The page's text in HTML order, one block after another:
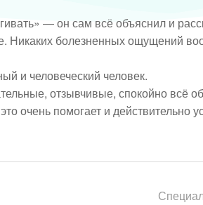
— он сам всё объяснил и
Никаких болезненных ощущений
и человеческий человек.
отзывчивые, спокойно всё
очень помогает и действительно